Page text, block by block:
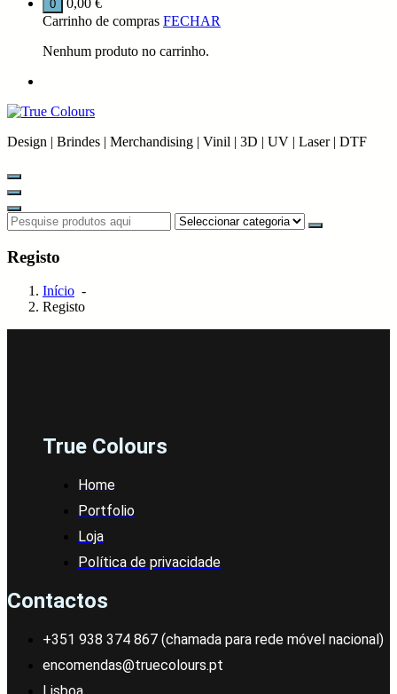
0 0,00 €
Carrinho de compras FECHAR
Nenhum produto no carrinho.
Design | Brindes | Merchandising | Vinil | 3D | UV | Laser | DTF
Registo
Início -
Registo
True Colours
Home
Portfolio
Loja
Política de privacidade
Contactos
+351 938 374 867 (chamada para rede móvel nacional)
encomendas@truecolours.pt